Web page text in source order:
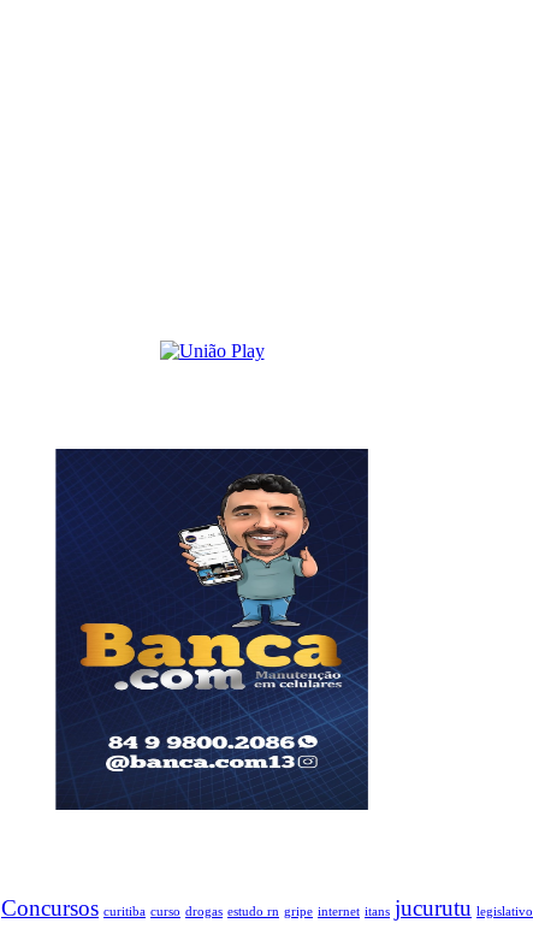
Concursos curitiba curso drogas estudo rn gripe internet itans jucurutu legislativo